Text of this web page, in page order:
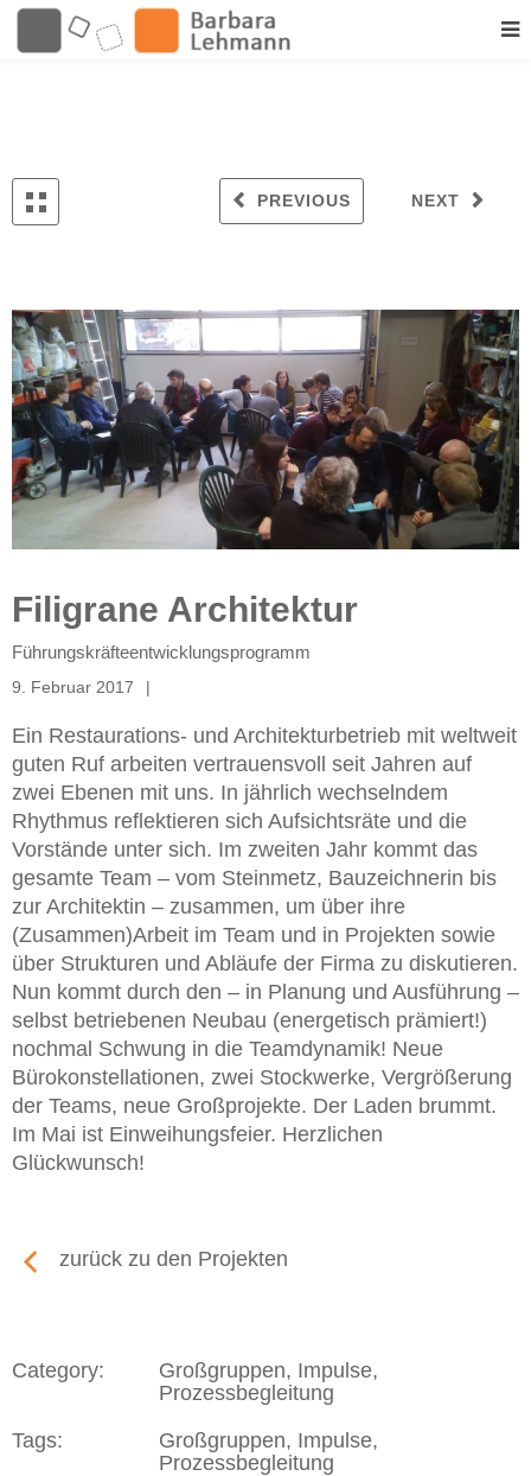
NEXT
PREVIOUS
Filigrane Architektur
Führungskräfteentwicklungsprogramm
9. Februar 2017
Ein Restaurations- und Architekturbetrieb mit weltweit
guten Ruf arbeiten vertrauensvoll seit Jahren auf
zwei Ebenen mit uns. In jährlich wechselndem
Rhythmus reflektieren sich Aufsichtsräte und die
Vorstände unter sich. Im zweiten Jahr kommt das
gesamte Team – vom Steinmetz, Bauzeichnerin bis
zur Architektin – zusammen, um über ihre
(Zusammen)Arbeit im Team und in Projekten sowie
über Strukturen und Abläufe der Firma zu diskutieren.
Nun kommt durch den – in Planung und Ausführung –
selbst betriebenen Neubau (energetisch prämiert!)
nochmal Schwung in die Teamdynamik! Neue
Bürokonstellationen, zwei Stockwerke, Vergrößerung
der Teams, neue Großprojekte. Der Laden brummt.
Im Mai ist Einweihungsfeier. Herzlichen
Glückwunsch!
zurück zu den Projekten
Category:
Großgruppen, Impulse,
Prozessbegleitung
Tags:
Großgruppen, Impulse,
Prozessbegleitung